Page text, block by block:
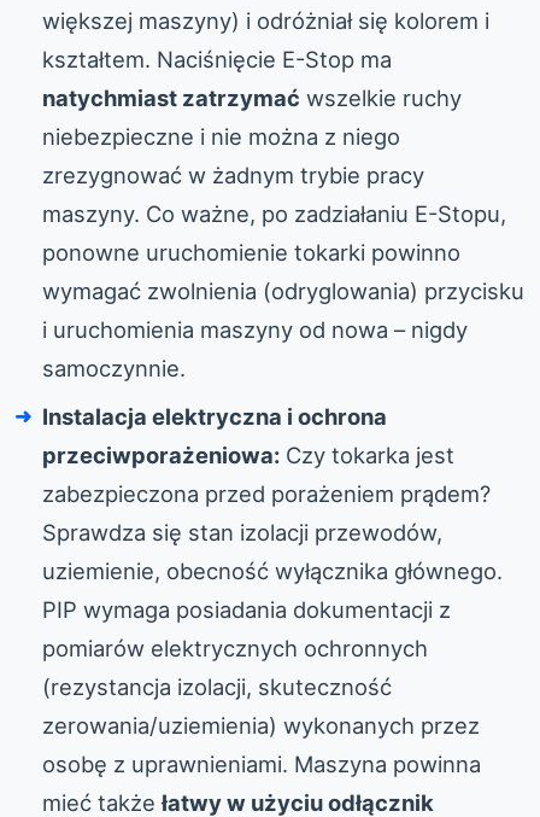
większej maszyny) i odróżniał się kolorem i
kształtem. Naciśnięcie E-Stop ma
natychmiast zatrzymać wszelkie ruchy
niebezpieczne i nie można z niego
zrezygnować w żadnym trybie pracy
maszyny. Co ważne, po zadziałaniu E-Stopu,
ponowne uruchomienie tokarki powinno
wymagać zwolnienia (odryglowania) przycisku
i uruchomienia maszyny od nowa – nigdy
samoczynnie.
Instalacja elektryczna i ochrona
przeciwporażeniowa: Czy tokarka jest
zabezpieczona przed porażeniem prądem?
Sprawdza się stan izolacji przewodów,
uziemienie, obecność wyłącznika głównego.
PIP wymaga posiadania dokumentacji z
pomiarów elektrycznych ochronnych
(rezystancja izolacji, skuteczność
zerowania/uziemienia) wykonanych przez
osobę z uprawnieniami. Maszyna powinna
mieć takżełatwy w użyciu odłącznik